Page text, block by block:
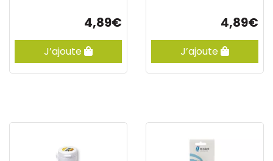
4,89€
J’ajoute
4,89€
J’ajoute